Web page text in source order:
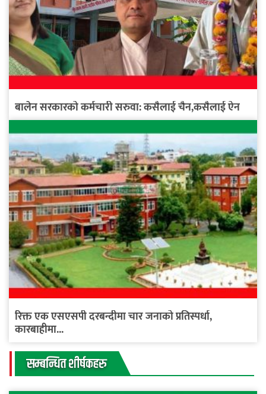
बालेन सरकारको कर्मचारी सरुवा: कसैलाई चैन,कसैलाई ऐन
रिक्त एक एसएसपी दरबन्दीमा चार जनाको प्रतिस्पर्धा,
कारबाहीमा...
सम्बन्धित शीर्षकहरु